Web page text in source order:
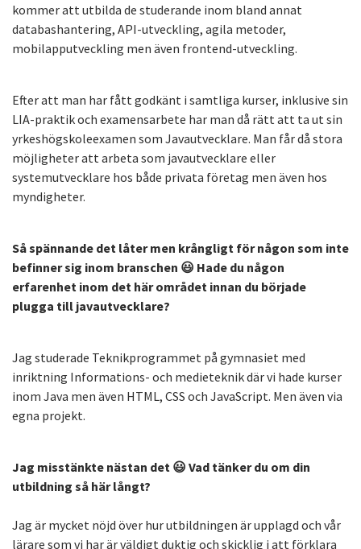
kommer att utbilda de studerande inom bland annat
databashantering, API-utveckling, agila metoder,
mobilapputveckling men även frontend-utveckling.
Efter att man har fått godkänt i samtliga kurser, inklusive sin
LIA-praktik och examensarbete har man då rätt att ta ut sin
yrkeshögskoleexamen som Javautvecklare. Man får då stora
möjligheter att arbeta som javautvecklare eller
systemutvecklare hos både privata företag men även hos
myndigheter.
Så spännande det låter men krångligt för någon som inte
befinner sig inom branschen 😃 Hade du någon
erfarenhet inom det här området innan du började
plugga till javautvecklare?
Jag studerade Teknikprogrammet på gymnasiet med
inriktning Informations- och medieteknik där vi hade kurser
inom Java men även HTML, CSS och JavaScript. Men även via
egna projekt.
Jag misstänkte nästan det 😃 Vad tänker du om din
utbildning så här långt?
Jag är mycket nöjd över hur utbildningen är upplagd och vår
lärare som vi har är väldigt duktig och skicklig i att förklara